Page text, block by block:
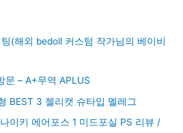
(해외 bedoll 커스텀 작가님의 베이비
문 – A+무역 APLUS
BEST 3 젤리캣 슈타입 멜레그
이키 에어포스 1 미드포실 PS 리뷰 /